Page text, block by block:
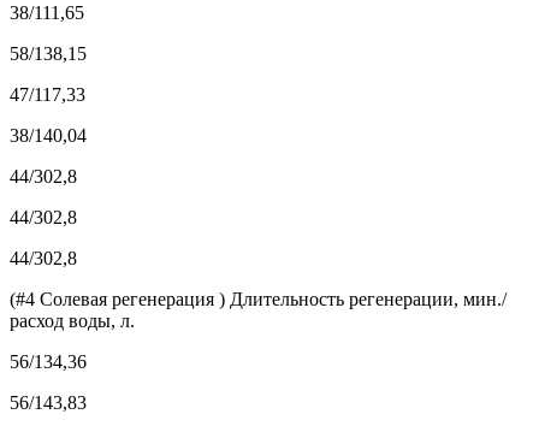
38/111,65
58/138,15
47/117,33
38/140,04
44/302,8
44/302,8
44/302,8
(#4 Солевая регенерация ) Длительность регенерации, мин./
расход воды, л.
56/134,36
56/143,83